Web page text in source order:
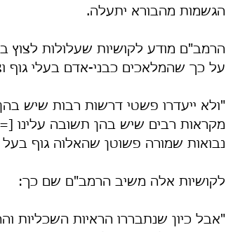
הגשמות מהבורא יתעלה.
הרמב"ם מודע לקושיות שעלולות לצוץ
על כך שהמלאכים כבני-אדם בעלי גוף
"ולא ייעדרו פשטי דרשות רבות שיש
מקראות רבים שיש בהן תשובה עלינו
נבואות שמורה פשוטן שהאלוה גוף בעל
לקושיות אלה משיב הרמב"ם שם כך:
"אבל כיון שנתבררו הראיות השכליות